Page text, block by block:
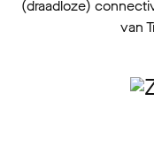
(draadloze)
van